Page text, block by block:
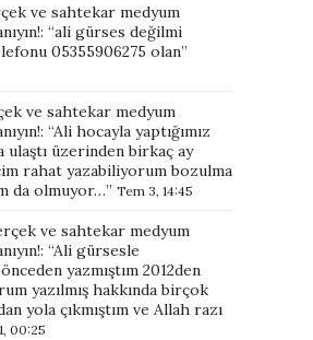
ve sahtekar medyum
: “ali gürses değilmi
05355906275 olan”
ve sahtekar medyum
: “Ali hocayla yaptığımız
ulaştı üzerinden birkaç ay
rahat yazabiliyorum bozulma
da olmuyor…” Tem 3, 14:45
ve sahtekar medyum
: “Ali gürsesle
önceden yazmıştım 2012den
yazılmış hakkında birçok
yola çıkmıştım ve Allah razı
00:25